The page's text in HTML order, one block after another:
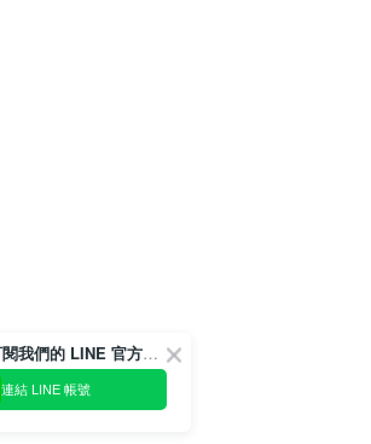
歡迎訂閱我們的 LINE 官方帳號
連結 LINE 帳號